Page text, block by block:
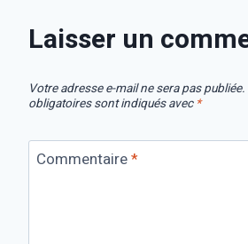
Laisser un
Votre adresse e-mail ne sera pas publiée.
obligatoires sont indiqués avec *
Commentaire*